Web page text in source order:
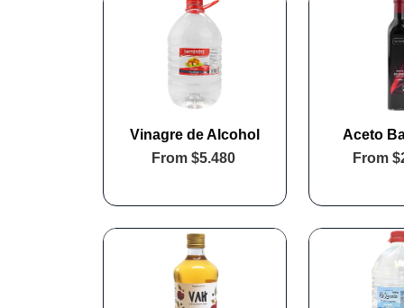
Vinagre de Alcohol
From $5.480
Aceto
From